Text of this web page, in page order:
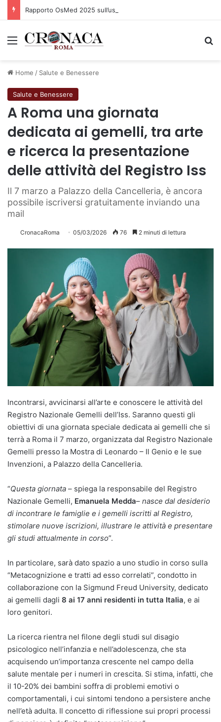
Rapporto OsMed 2025 sull’uso dei farmaci in Italia
Menu
Home / Salute e Benessere
Salute e Benessere
A Roma una giornata
dedicata ai gemelli, tra arte
e ricerca la presentazione
delle attività del Registro Iss
Il 7 marzo a Palazzo della Cancelleria, è ancora
possibile iscriversi gratuitamente inviando una
mail
CronacaRoma 05/03/2026 76 2 minuti di lettura
Incontrarsi, avvicinarsi all’arte e conoscere le attività del
Registro Nazionale Gemelli dell’Iss. Saranno questi gli
obiettivi di una giornata speciale dedicata ai gemelli che si
terrà a Roma il 7 marzo, organizzata dal Registro Nazionale
Gemelli presso la Mostra di Leonardo – Il Genio e le sue
Invenzioni, a Palazzo della Cancelleria.
“Questa giornata – spiega la responsabile del Registro
Nazionale Gemelli, Emanuela Medda– nasce dal desiderio
di incontrare le famiglie e i gemelli iscritti al Registro,
stimolare nuove iscrizioni, illustrare le attività e presentare
gli studi attualmente in corso”.
In particolare, sarà dato spazio a uno studio in corso sulla
“Metacognizione e tratti ad esso correlati”, condotto in
collaborazione con la Sigmund Freud University, dedicato
ai gemelli dagli 8 ai 17 anni residenti in tutta Italia, e ai
loro genitori.
La ricerca rientra nel filone degli studi sul disagio
psicologico nell’infanzia e nell’adolescenza, che sta
acquisendo un’importanza crescente nel campo della
salute mentale per i numeri in crescita. Si stima, infatti, che
il 10-20% dei bambini soffra di problemi emotivi o
comportamentali, i cui sintomi tendono a persistere anche
nell’età adulta. Il concetto di riflessione sui propri processi